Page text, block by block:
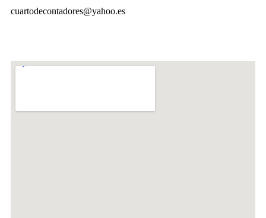
cuartodecontadores@yahoo.es